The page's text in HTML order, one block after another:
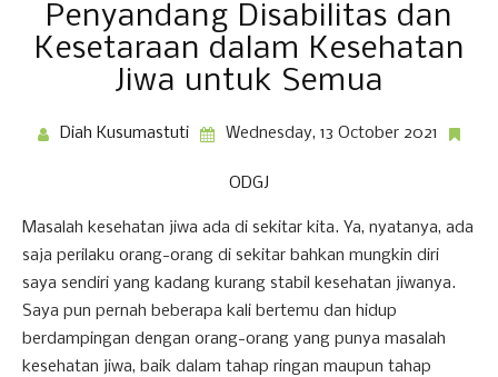
Penyandang Disabilitas dan
Kesetaraan dalam Kesehatan
Jiwa untuk Semua
Diah Kusumastuti Wednesday, 13 October 2021
ODGJ
Masalah kesehatan jiwa ada di sekitar kita. Ya, nyatanya, ada
saja perilaku orang-orang di sekitar bahkan mungkin diri
saya sendiri yang kadang kurang stabil kesehatan jiwanya.
Saya pun pernah beberapa kali bertemu dan hidup
berdampingan dengan orang-orang yang punya masalah
kesehatan jiwa, baik dalam tahap ringan maupun tahap